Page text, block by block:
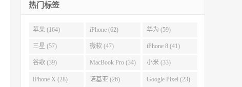
热门标签
苹果 (164) iPhone (62) 华为 (59)
三星 (57) 微软 (47) iPhone 8 (41)
谷歌 (39) MacBook Pro (34) 小米 (33)
iPhone X (28) 诺基亚 (26) Google Pixel (23)